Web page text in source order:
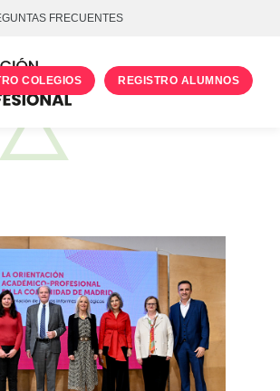
FRECUENTES
COLEGIOS REGISTRO ALUMNOS